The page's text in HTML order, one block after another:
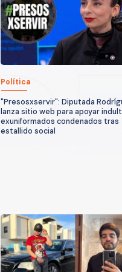
Política
"Presosxservir": Diputada
lanza sitio web para apoyar
exuniformados condenados tras
estallido social